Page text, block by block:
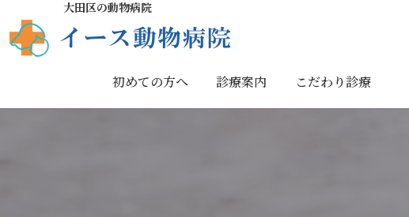
大田区の動物病院
初めての方へ 診療案内 こだわり診療